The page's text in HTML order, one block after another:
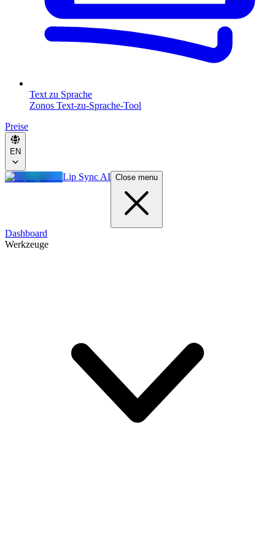
Text zu Sprache
Zonos Text-zu-Sprache-Tool
Preise
EN
Lip Sync AI Close menu
Dashboard
Werkzeuge